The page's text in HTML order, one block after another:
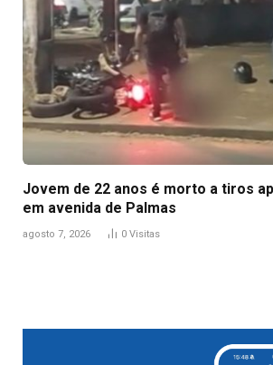
Jovem de 22 anos é morto a tiros
em avenida de Palmas
agosto 7, 2026 0 Visitas